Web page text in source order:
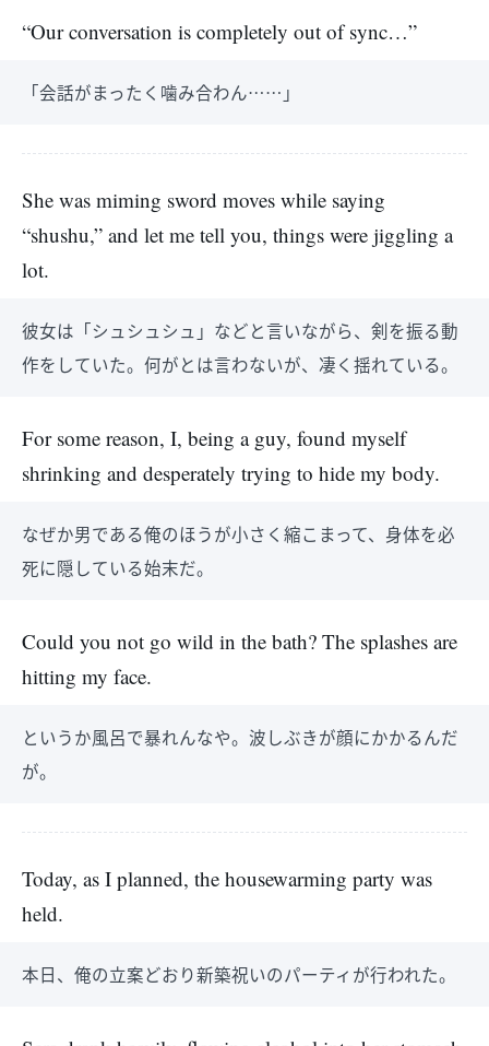
“Our conversation is completely out of sync…”
「会話がまったく噛み合わん……」
She was miming sword moves while saying
“shushu,” and let me tell you, things were jiggling a
lot.
彼女は「シュシュシュ」などと言いながら、剣を振る動
作をしていた。何がとは言わないが、凄く揺れている。
For some reason, I, being a guy, found myself
shrinking and desperately trying to hide my body.
なぜか男である俺のほうが小さく縮こまって、身体を必
死に隠している始末だ。
Could you not go wild in the bath? The splashes are
hitting my face.
というか風呂で暴れんなや。波しぶきが顔にかかるんだ
が。
Today, as I planned, the housewarming party was
held.
本日、俺の立案どおり新築祝いのパーティが行われた。